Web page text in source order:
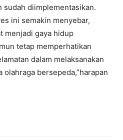
sudah diimplementasikan.
ini semakin menyebar,
menjadi gaya hidup
tetap memperhatikan
dalam melaksanakan
bersepeda,”harapan